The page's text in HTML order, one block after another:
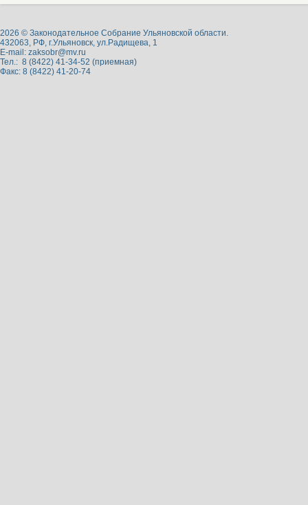
2026 © Законодательное Собрание Ульяновской области.
432063, РФ, г.Ульяновск, ул.Радищева, 1
E-mail: zaksobr@mv.ru
Тел.: 8 (8422) 41-34-52 (приемная)
Факс: 8 (8422) 41-20-74